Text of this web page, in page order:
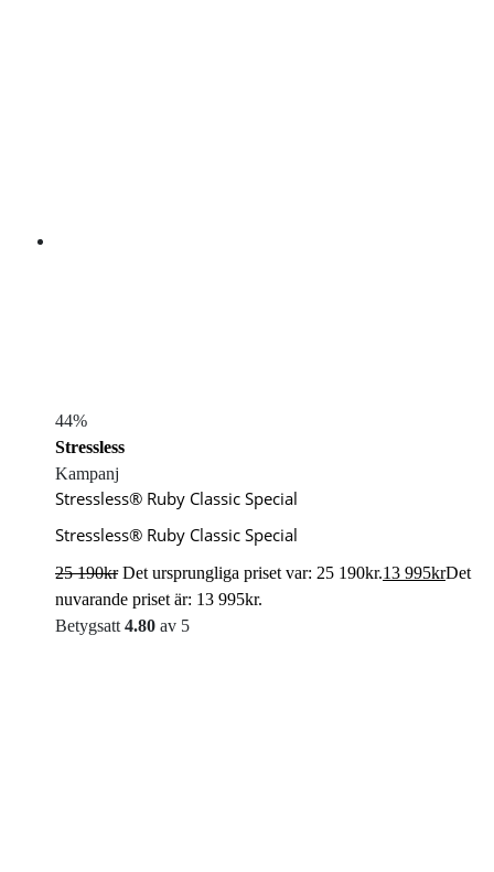
44%
Stressless
Kampanj
Stressless® Ruby Classic Special
Stressless® Ruby Classic Special
25 190kr Det ursprungliga priset var: 25 190kr.13 995krDet
nuvarande priset är: 13 995kr.
Betygsatt 4.80 av 5